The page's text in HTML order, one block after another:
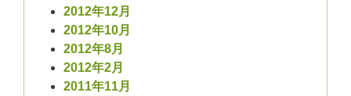
2012年12月
2012年10月
2012年8月
2012年2月
2011年11月